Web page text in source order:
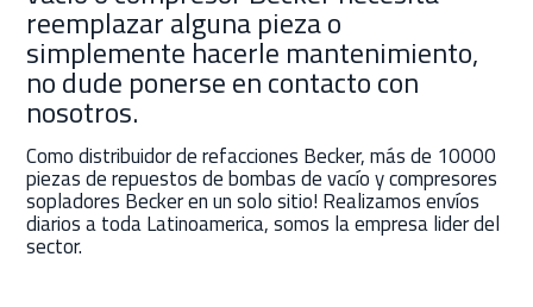
reemplazar alguna pieza o
simplemente hacerle mantenimiento,
no dude ponerse en contacto con
nosotros.
Como distribuidor de refacciones Becker, más de 10000
piezas de repuestos de bombas de vacío y compresores
sopladores Becker en un solo sitio! Realizamos envíos
diarios a toda Latinoamerica, somos la empresa lider del
sector.